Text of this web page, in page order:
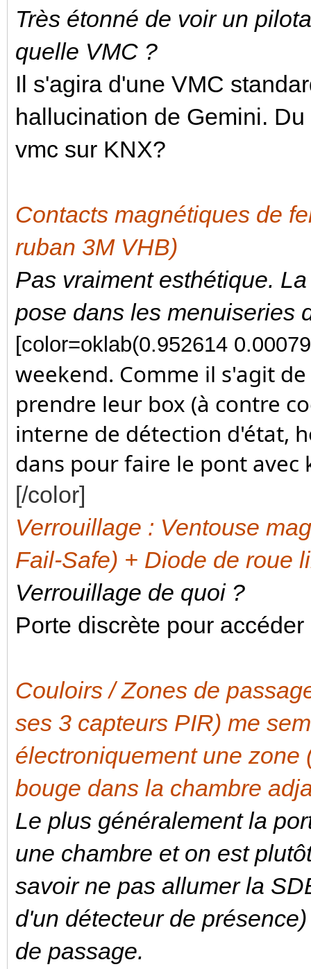
Très étonné de voir un
quelle VMC ?
Il s'agira d'une VMC
hallucination de Gemini.
vmc sur KNX?
Contacts magnétiques de
ruban 3M VHB)
Pas vraiment esthétique.
pose dans les menuiseries
[color=oklab(0.952614
weekend. Comme il s'agit
prendre leur box (à contre
interne de détection d'état,
dans pour faire le pont avec
[/color]
Verrouillage : Ventouse
Fail-Safe) + Diode de roue
Verrouillage de quoi ?
Porte discrète pour
Couloirs / Zones de
ses 3 capteurs PIR) me
électroniquement une
bouge dans la chambre
Le plus généralement la
une chambre et on est
savoir ne pas allumer la
d'un détecteur de
de passage.